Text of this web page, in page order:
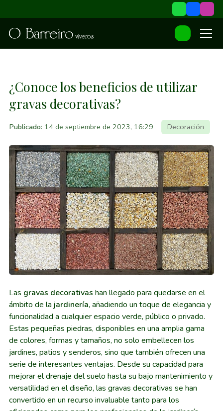
¿Conoce los beneficios de utilizar
gravas decorativas?
Publicado: 14 de septiembre de 2023, 16:29 Decoración
Las gravas decorativas han llegado para quedarse en el
ámbito de la jardinería, añadiendo un toque de elegancia y
funcionalidad a cualquier espacio verde, público o privado.
Estas pequeñas piedras, disponibles en una amplia gama
de colores, formas y tamaños, no solo embellecen los
jardines, patios y senderos, sino que también ofrecen una
serie de interesantes ventajas. Desde su capacidad para
mejorar el drenaje del suelo hasta su bajo mantenimiento y
versatilidad en el diseño, las gravas decorativas se han
convertido en un recurso invaluable tanto para los